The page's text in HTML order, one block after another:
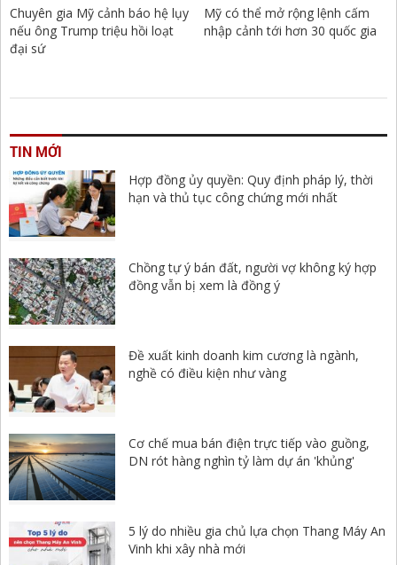
Chuyên gia Mỹ cảnh báo hệ lụy
nếu ông Trump triệu hồi loạt
đại sứ
Mỹ có thể mở rộng lệnh cấm
nhập cảnh tới hơn 30 quốc gia
TIN MỚI
Hợp đồng ủy quyền: Quy định pháp lý, thời
hạn và thủ tục công chứng mới nhất
Chồng tự ý bán đất, người vợ không ký hợp
đồng vẫn bị xem là đồng ý
Đề xuất kinh doanh kim cương là ngành,
nghề có điều kiện như vàng
Cơ chế mua bán điện trực tiếp vào guồng,
DN rót hàng nghìn tỷ làm dự án 'khủng'
5 lý do nhiều gia chủ lựa chọn Thang Máy An
Vinh khi xây nhà mới